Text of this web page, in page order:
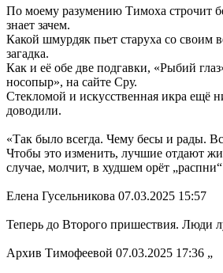
По моему разумению Тимоха строчит
знает зачем.
Какой шмурдяк пьет старуха со своим
загадка.
Как и её обе две подгавки, «Рыбий
носопыр», на сайте Сру.
Стекломой и искусственная икра ещё
доводили.
«Так было всегда. Чему бесы и рады.
Чтобы это изменить, лучшие отдают
случае, молчит, в худшем орёт
Елена Гусельникова 07.03.2025 15:57
Теперь до Второго пришествия. Люди
Архив Тимофеевой 07.03.2025 17:36 „